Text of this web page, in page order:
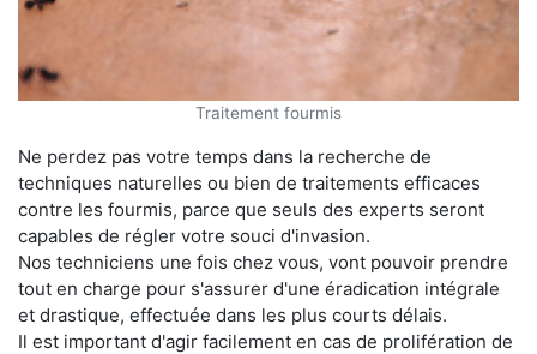
Traitement fourmis
Ne perdez pas votre temps dans la recherche de
techniques naturelles ou bien de traitements efficaces
contre les fourmis, parce que seuls des experts seront
capables de régler votre souci d'invasion.
Nos techniciens une fois chez vous, vont pouvoir prendre
tout en charge pour s'assurer d'une éradication intégrale
et drastique, effectuée dans les plus courts délais.
Il est important d'agir facilement en cas de prolifération de